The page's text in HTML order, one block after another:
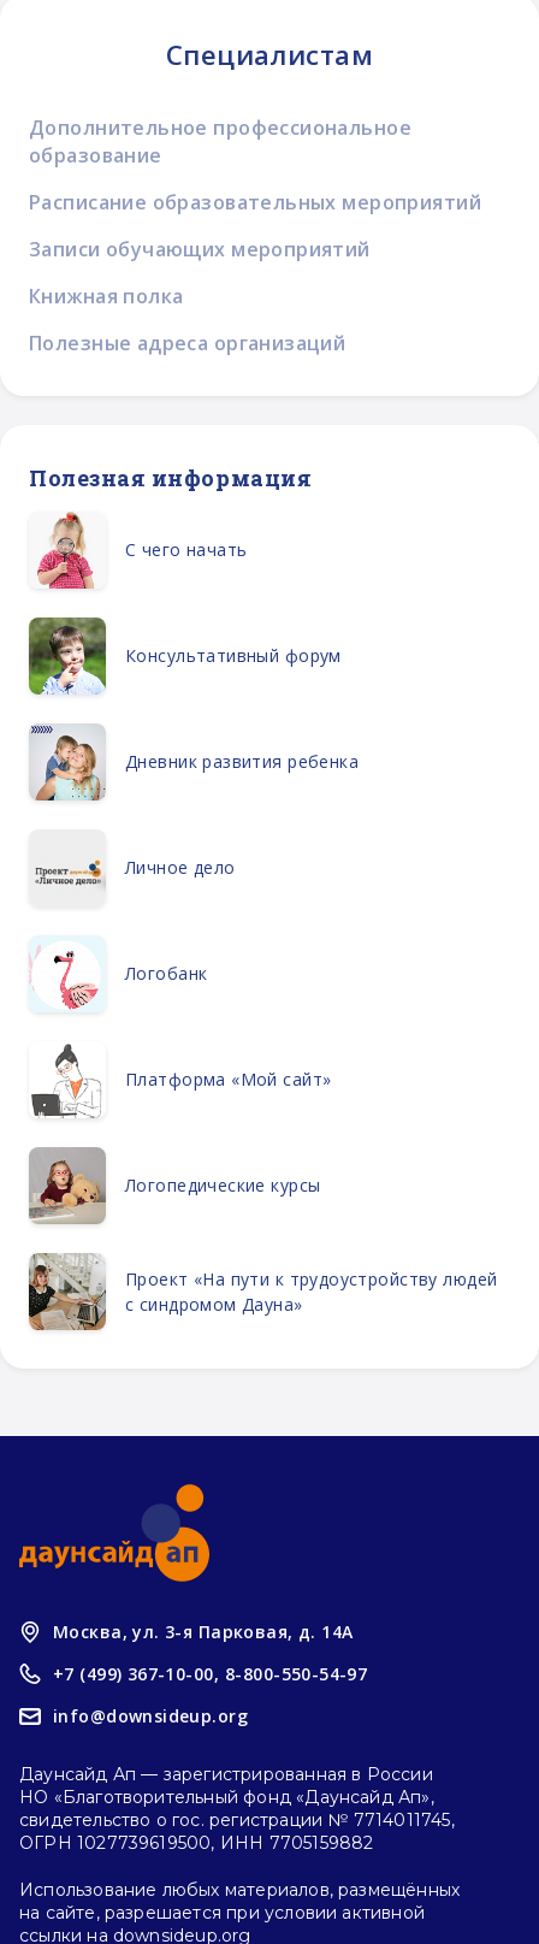
Специалистам
Дополнительное профессиональное
образование
Расписание образовательных мероприятий
Записи обучающих мероприятий
Книжная полка
Полезные адреса организаций
Полезная информация
С чего начать
Консультативный форум
Дневник развития ребенка
Личное дело
Логобанк
Платформа «Мой сайт»
Логопедические курсы
Проект «На пути к трудоустройству людей
с синдромом Дауна»
Москва, ул. 3-я Парковая, д. 14А
+7 (499) 367-10-00, 8-800-550-54-97
info@downsideup.org
Даунсайд Ап — зарегистрированная в России
НО «Благотворительный фонд «Даунсайд Ап»,
свидетельство о гос. регистрации № 7714011745,
ОГРН 1027739619500, ИНН 7705159882
Использование любых материалов, размещённых
на сайте, разрешается при условии активной
ссылки на downsideup.org